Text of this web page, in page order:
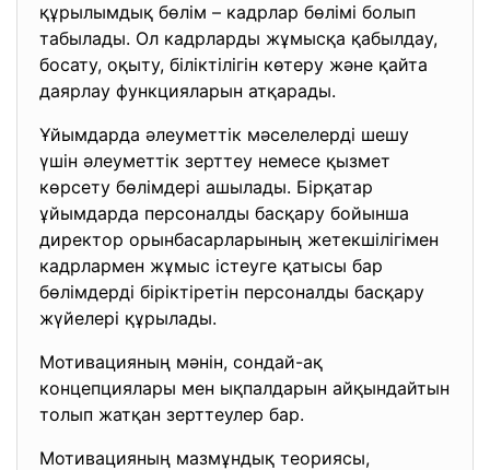
құрылымдық бөлім – кадрлар бөлімі болып
табылады. Ол кадрларды жұмысқа қабылдау,
босату, оқыту, біліктілігін көтеру және қайта
даярлау функцияларын атқарады.
Ұйымдарда әлеуметтік мәселелерді шешу
үшін әлеуметтік зерттеу немесе қызмет
көрсету бөлімдері ашылады. Бірқатар
ұйымдарда персоналды басқару бойынша
директор орынбасарларының жетекшілігімен
кадрлармен жұмыс істеуге қатысы бар
бөлімдерді біріктіретін персоналды басқару
жүйелері құрылады.
Мотивацияның мәнін, сондай-ақ
концепциялары мен ықпалдарын айқындайтын
толып жатқан зерттеулер бар.
Мотивацияның мазмұндық теориясы,